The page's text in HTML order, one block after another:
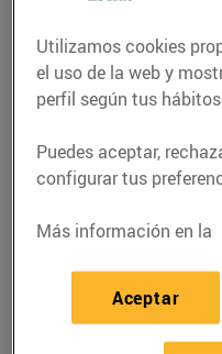
catalana
07/septiembre/2020
Utilizamos cookies
el uso de la web y
perfil según tus
Puedes aceptar,
configurar tus
Más información en la
Aceptar